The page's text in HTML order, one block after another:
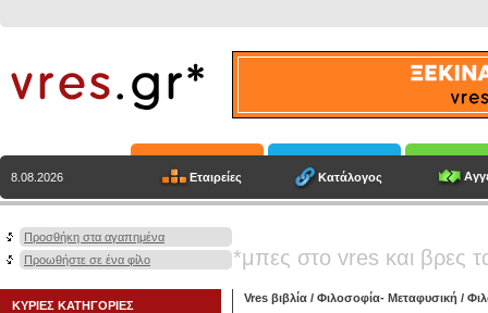
8.08.2026 Εταιρείες Κατάλογος
Προσθήκη στα αγαπημένα
Προωθήστε σε ένα φίλο
*μπες στο vres και βρες
ΚΥΡΙΕΣ ΚΑΤΗΓΟΡΙΕΣ
Vres βιβλία / Φιλοσοφία- Μεταφυσική /